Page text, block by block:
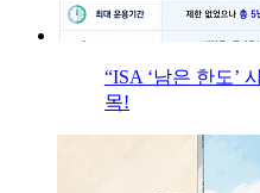
“ISA ‘남은 한도’
목!